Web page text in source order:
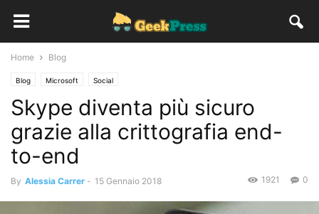
Home Blog
Blog Microsoft Social
Skype diventa più sicuro
grazie alla crittografia end-
to-end
By Alessia Carrer - 15 Gennaio 2018 0
1921